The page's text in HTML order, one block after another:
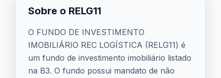
Sobre o RELG11
O FUNDO DE INVESTIMENTO
IMOBILIÁRIO REC LOGÍSTICA (RELG11) é
um fundo de investimento imobiliário listado
na B3. O fundo possui mandato de não